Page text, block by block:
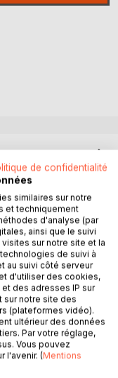
de Provence, se
des ferrages de
d'une ville
revenus des
des nombreux
d'Arles.
1533, le drame le
sous le passage
se noie et le
tomber à l'eau.
visite de tous les
ponts pour
de Jonquières à
de confidentialité
similaires sur notre
et techniquement
d'analyse (par
ainsi que le suivi
sur notre site et la
de suivi à
au suivi côté serveur
d'utiliser des cookies,
des adresses IP sur
sur notre site des
(plateformes vidéo).
ultérieur des données
Par votre réglage,
Vous pouvez
l'avenir. (Mentions